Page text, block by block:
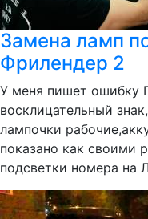
Замена ламп
Фрилендер 2
У меня пишет ошибку
восклицательный
лампочки
показано как своими
подсветки номера на